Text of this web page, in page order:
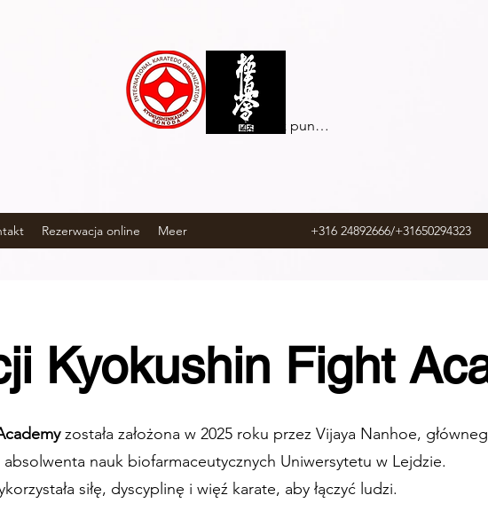
Zobacz punkty
Rezerwacja online Meer +316 24892666/+31650294323
Kyokushin Fight
została założona w 2025 roku przez Vijaya Nanhoe,
nauk biofarmaceutycznych Uniwersytetu w Lejdzie.
siłę, dyscyplinę i więź karate, aby łączyć ludzi.